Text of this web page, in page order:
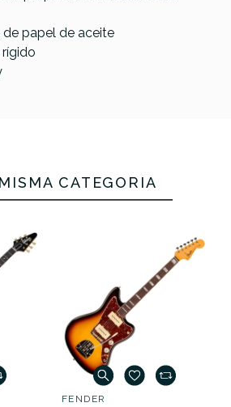
papel de aceite
CATEGORÍA
FENDER